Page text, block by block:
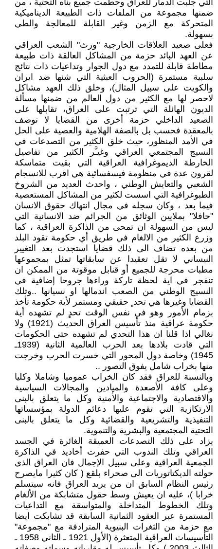
التي جلبت الدمار للعراق وحطمت جميع بناه التحتية ، من
ضمنها مجموعة من الملفات ذات الطبيعة الديناميكية
المتحركة مع الزمن وغير القابلة للمعالجة والطي
بسهولة.
فعلى صعيد العلاقات الخارجية "ورث" الشعب العراقي
عن العهد البائد حزمة من المشاكل العالقة ذات طبيعة
مطاطة قابلة للتمدد مع دول الجوار وتداعيات ذات نتائج
سلبية مستمرة (الحروب العبثية التي شنها ضد ايران
والكويت على سبيل المثال)، وخلق ذلك العهد مشاكل
لاحصر لها مع الكثير من دول العالم من ضمنها مسألة
الديون الهائلة التي ترتبت على العراق، تقابلها على
الصعيد الداخلي حزمة أخرى من القضايا لا توصف
بالمعقدة فحسب بل بالصفة الهلامية والعصية على الحل
في الأمد المنظور، حيث خلق الكثير من التصدعات في
النسيج المجتمعي العراقي وغيـَّر الكثير من تفاصيل
الخارطة الديموغرافية العراقية التي بقيت متماسكة
لقرون عدة في منظومة فيسفسائية هي اقرب للانسجام
الشعبي والتعايش الوطني ، واحدث العديد من الشروخ
الطبوغرافية التي اسست لكثير من المشاكل المستعصية
فيما بعد ، وكان سجله في مجال انتهاك حقوق الانسان
"حافلا" بملايين الوثائق من الجرائم ضد الانسانية التي
ليس من السهولة ان تمحى من الذاكرة العراقية ، كما
وزرع الكثير من الالغام في طريق أي حكومة تقود البلد
من بعده تضاف الى ذلك قضايا استجدت بعد التغيير
النيساني لا تقل تعقيدا عن سابقاتها تمثل بمجموعها
مطبات محرجة للجميع أو قنابل موقوتة من الممكن ان
تنفجر في اية لحظة تاركة وراءها جروحا إضافية في
النسيج الوطني من الصعب اندمالها او نسيانها ..وتلك
القضايا وغيرها هي تحد ٍ حقيقي ومستمر لأية حكومة تأخذ
بزمام الأمور وهو في نفس الوقت تحدٍ لم تشهده أية
حكومة عراقية منذ تأسيس العراق الحديث (1921) ولا
نغالي اذا قلنا ان هذا التحدي لم تشهده حتى الحكومات
التي قادت بلادها بعد الحرب العالمية الثانية (1939ـ
1945) وخاصة دول المحور التي خسرت الحرب وخرجت
منها بخراب شامل يفوق التصور ..
وبالنسبة للعراق فقد كان الخراب عموميا وشاملا وكليا
وعلى كافة الأصعدة والميادين والمجالات السياسية
والاقتصادية والاجتماعية والأمنية وكل ما يتعلق بالبنى
الارتكازية التي تقوم عليها دعائم الدولة بمؤسساتها
التنفيذية والتشريعية والقضائية وكل ما يتعلق بالبنى
التحتية المجتمعية والبشرية والتنموية.
يزاد على ذلك التصدعات العميقة الغائرة في الجسد
العراقي وتلك الندوب التي حفرت أخاديد في الذاكرة
الجمعية العراقية وعلى سبيل الإجمال فان العراق الذي
حولته الديكتاتوريات الى صحراء بلقع ( كان كثيرا مايصرح
رئيس النظام السابق ان من يريد العراق فانه سيتسلم
خرابا )، عليه ان يعيش وسط حقول متشابكة من الألغام
وتلك الخطوط المتداخلة والمتواسقة مع التداعيات
المستمرة عبر العقود الثمانية السابقة قد تشابكت ايضا
مع حزمة من الثغرات البنيوية المترادفة مع "مجموعة"
التأسيسات العراقية المتعثرة (الأول 1921 ـ الثاني 1958 ـ